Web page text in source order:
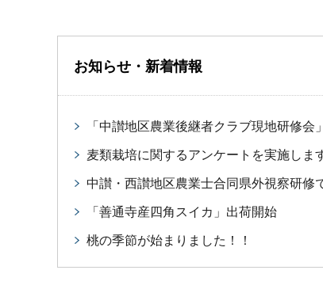
お知らせ・新着情報
「中讃地区農業後継者クラブ現地研修会
麦類栽培に関するアンケートを実施しま
中讃・西讃地区農業士合同県外視察研修
「善通寺産四角スイカ」出荷開始
桃の季節が始まりました！！